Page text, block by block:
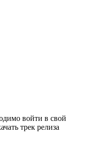
войти в свой
трек релиза